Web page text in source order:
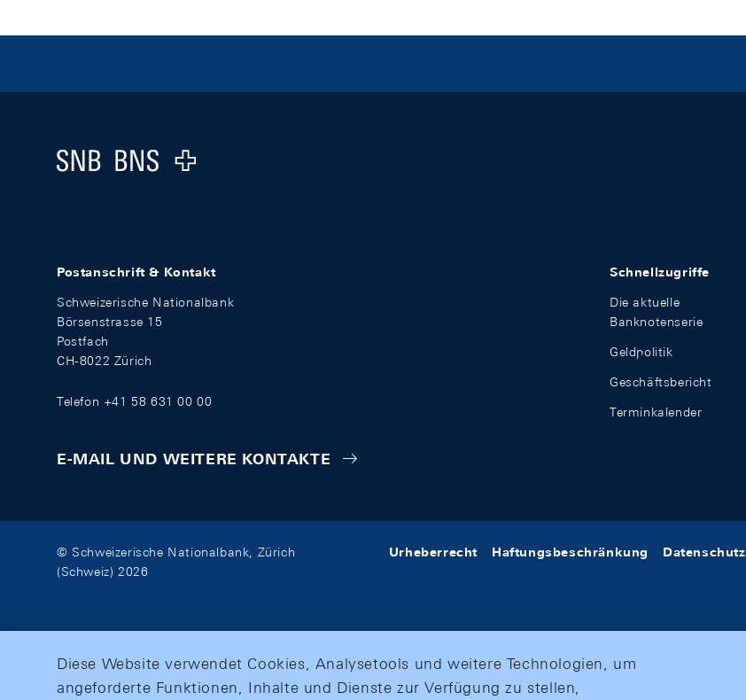
Logo
Postanschrift & Kontakt
Schweizerische Nationalbank
Börsenstrasse 15
Postfach
CH-8022 Zürich
Telefon +41 58 631 00 00
E-MAIL UND WEITERE KONTAKTE
Schnellzugriffe
Die aktuelle
Banknotenserie
Geldpolitik
Geschäftsbericht
Terminkalender
© Schweizerische Nationalbank, Zürich
(Schweiz) 2026
Urheberrecht Haftungsbeschränkung Datenschutz
Diese Website verwendet Cookies, Analysetools und weitere Technologien, um
angeforderte Funktionen, Inhalte und Dienste zur Verfügung zu stellen,